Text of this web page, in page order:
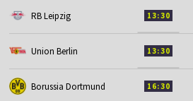
RB Leipzig 13:30
Union Berlin 13:30
Borussia Dortmund 16:30